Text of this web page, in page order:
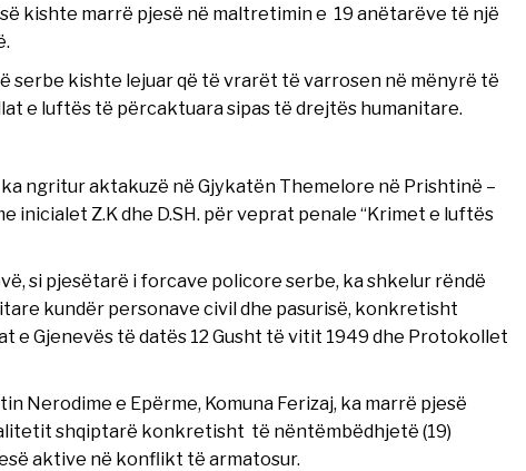
kishte marrë pjesë në maltretimin e 19 anëtarëve të një
serbe kishte lejuar që të vrarët të varrosen në mënyrë të
e luftës të përcaktuara sipas të drejtës humanitare.
ngritur aktakuzë në Gjykatën Themelore në Prishtinë –
inicialet Z.K dhe D.SH. për veprat penale “Krimet e luftës
si pjesëtarë i forcave policore serbe, ka shkelur rëndë
kundër personave civil dhe pasurisë, konkretisht
Gjenevës të datës 12 Gusht të vitit 1949 dhe Protokollet
Nerodime e Epërme, Komuna Ferizaj, ka marrë pjesë
shqiptarë konkretisht të nëntëmbëdhjetë (19)
aktive në konflikt të armatosur.